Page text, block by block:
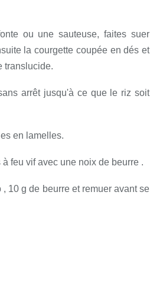
ou une sauteuse, faites suer
la courgette coupée en dés et
translucide.
arrêt jusqu'à ce que le riz soit
en lamelles.
feu vif avec une noix de beurre .
10 g de beurre et remuer avant se